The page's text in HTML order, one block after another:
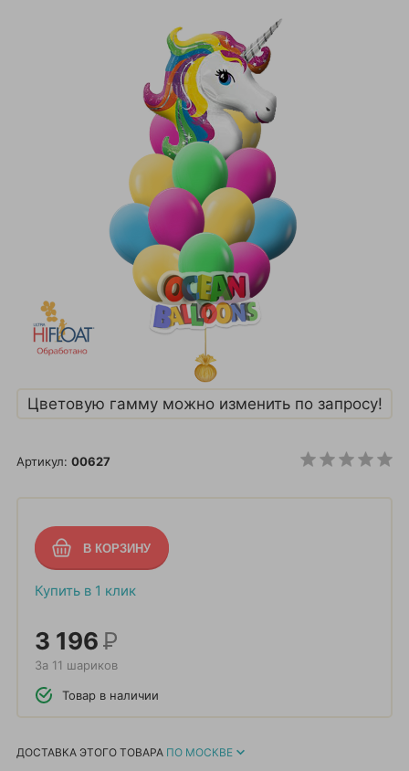
Цветовую гамму можно изменить по запросу!
Артикул: 00627
Купить в 1 клик
3 196Р
За 11 шариков
Товар в наличии
ДОСТАВКА ЭТОГО ТОВАРА ПО МОСКВЕ